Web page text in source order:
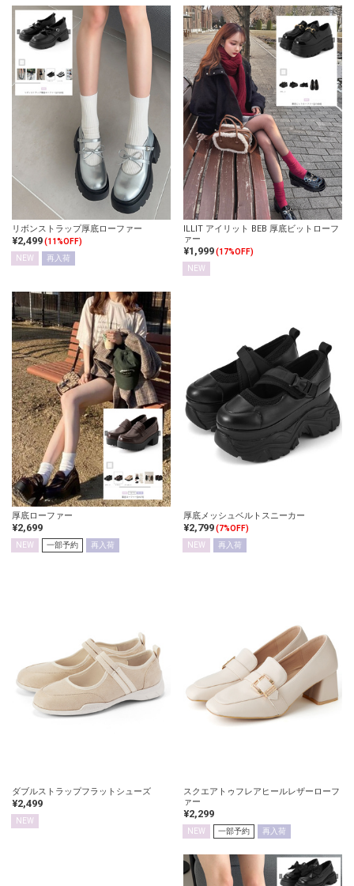
リボンストラップ厚底ローファー
¥2,499(11%OFF)
NEW
再入荷
ILLIT アイリット BEB 厚底ビットローフ
ァー
¥1,999(17%OFF)
NEW
厚底ローファー
¥2,699
NEW 一部予約 再入荷
厚底メッシュベルトスニーカー
¥2,799(7%OFF)
NEW
再入荷
ダブルストラップフラットシューズ
¥2,499
NEW
スクエアトゥフレアヒールレザーローフ
ァー
¥2,299
NEW 一部予約 再入荷